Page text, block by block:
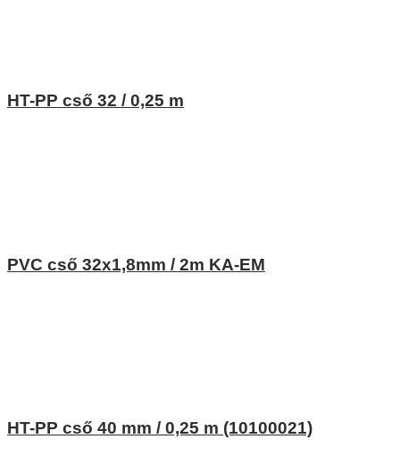
HT-PP cső 32 / 0,25 m
PVC cső 32x1,8mm / 2m KA-EM
HT-PP cső 40 mm / 0,25 m (10100021)